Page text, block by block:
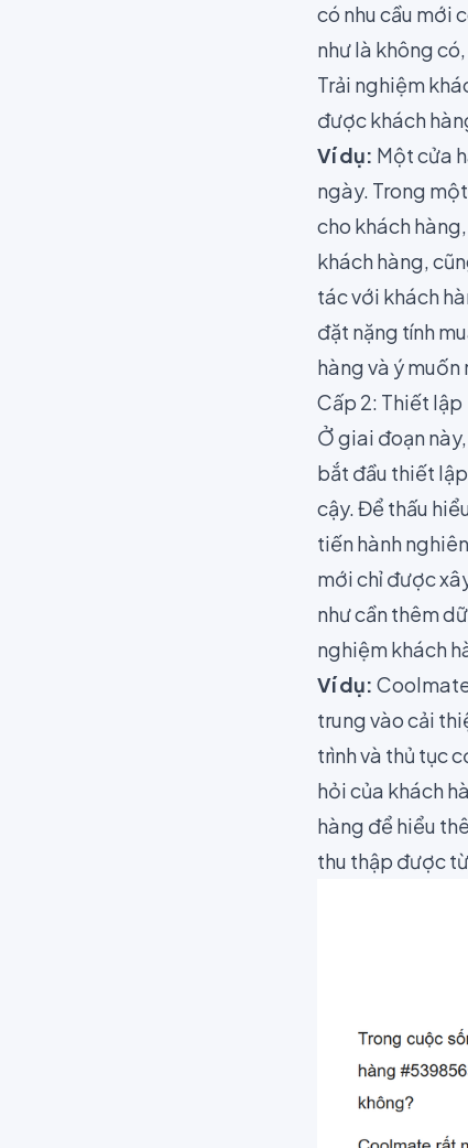
có nhu cầu mới
như là không
Trải nghiệm
được khách
Ví dụ: Một cửa
ngày. Trong
cho khách
khách hàng,
tác với khách
đặt nặng tính
hàng và ý
Cấp 2: Thiết lập
Ở giai đoạn
bắt đầu thiết
cậy. Để thấu
tiến hành
mới chỉ được
như cần thêm
nghiệm khách
Ví dụ:
trung vào cải
trình và thủ tục
hỏi của khách
hàng để hiểu
thu thập được